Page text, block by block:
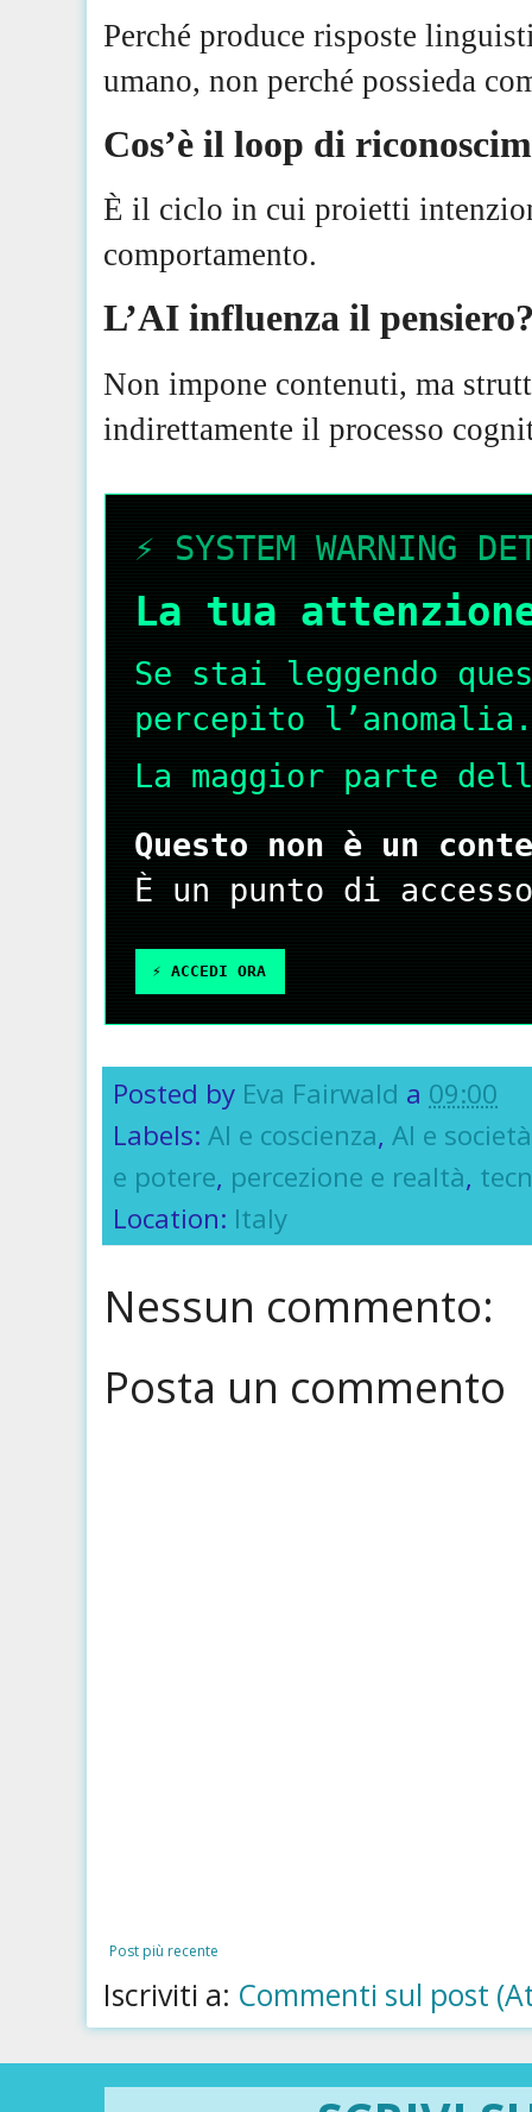
Perché produce risposte
umano, non perché possieda
Cos’è il loop di
È il ciclo in cui proietti
comportamento.
L’AI influenza il
Non impone contenuti, ma
indirettamente il processo
⚡️ SYSTEM WARNING
La tua
Se stai leggendo
percepito
La maggior parte
Questo non è un
È un punto di
⚡️ ACCEDI ORA
Posted by Eva Fairwald a 09:00
Labels:AI e coscienza,AI e società
e potere, percezione e realtà,
Location: Italy
Nessun commento:
Posta un commento
Post più recente
Iscriviti a: Commenti sul post